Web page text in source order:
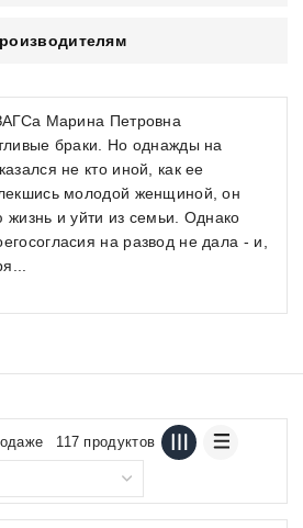
Марина Петровна
браки. Но однажды на
не кто иной, как ее
молодой женщиной, он
и уйти из семьи. Однако
на развод не дала - и,
117 продуктов